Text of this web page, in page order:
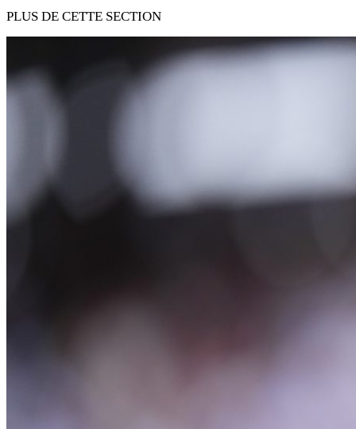
PLUS DE CETTE SECTION